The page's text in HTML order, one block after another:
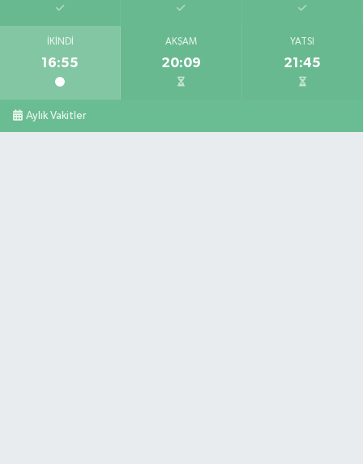
İKINDI
16:55
AKŞAM
20:09
YATSI
21:45
Aylık Vakitler